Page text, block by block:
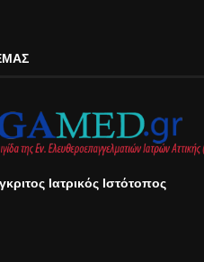
Ιατρικός Ιστότοπος